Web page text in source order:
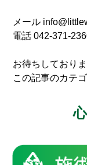
メール
電話 042-371-
お待ちしており
この記事のカテ